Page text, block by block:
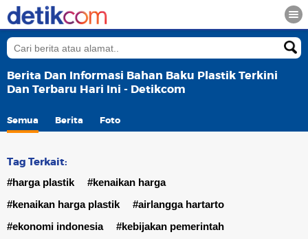
Berita Dan Informasi Bahan Baku Plastik Terkini
Dan Terbaru Hari Ini - Detikcom
Semua Berita Foto
Tag Terkait:
#harga plastik
#kenaikan harga
#kenaikan harga plastik
#airlangga hartarto
#ekonomi indonesia
#kebijakan pemerintah